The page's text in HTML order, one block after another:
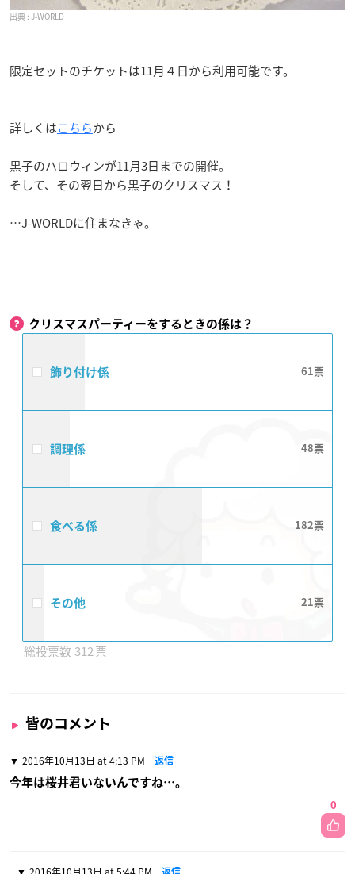
J-WORLD
限定セットのチケットは11月４日から利用可能です。
詳しくはこちらから
黒子のハロウィンが11月3日までの開催。
そして、その翌日から黒子のクリスマス！
…J-WORLDに住まなきゃ。
クリスマスパーティーをするときの係は？
飾り付け係 61
調理係 48
食べる係 182
その他 21
312
皆のコメント
2016年10月13日 at 4:13 PM 返信
今年は桜井君いないんですね…。
0
返信